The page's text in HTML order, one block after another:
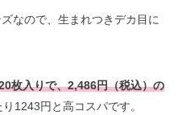
なので、生まれつきデカ目に
枚入りで、2,486円（税込）の
1243円と高コスパです。